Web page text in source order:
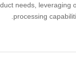
needs, leveraging
processing